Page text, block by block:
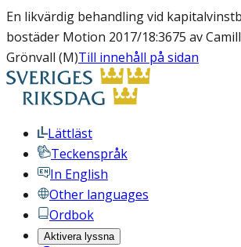
En likvärdig behandling vid
bostäder Motion 2017/18:3675 av
Grönvall (M)Till innehåll på sidan
Lättläst
Teckenspråk
In English
Other languages
Ordbok
Aktivera lyssna